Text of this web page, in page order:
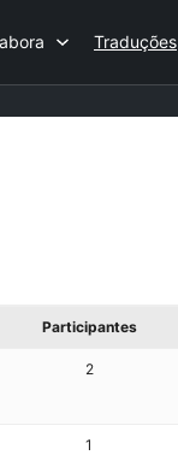
Traduções
Participantes
2
1